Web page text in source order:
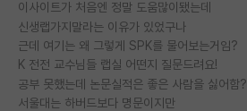
이사이트가 처음엔 정말 도움많이됐는데
신생랩가지말라는 이유가 있었구나
근데 여기는 왜 그렇게 SPK를 물어보는거임?
K 전전 교수님들 랩실 어떤지 질문드려요!
공부 못했는데 논문실적은 좋은 사람을 싫어함?
서울대는 하버드보다 명문이지만